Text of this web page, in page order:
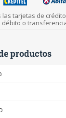
tarjetas de
débito o
productos